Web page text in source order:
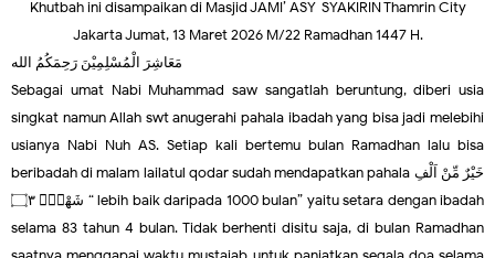
Khutbah ini disampaikan di Masjid JAMI’ ASY-SYAKIRIN Thamrin City
Jakarta Jumat, 13 Maret 2026 M/22 Ramadhan 1447 H.
مَعَاشِرَ الْمُسْلِمِيْنَ رَحِمَكُمُ الله
Sebagai umat Nabi Muhammad saw sangatlah beruntung, diberi usia
singkat namun Allah swt anugerahi pahala ibadah yang bisa jadi melebihi
usianya Nabi Nuh AS. Setiap kali bertemu bulan Ramadhan lalu bisa
beribadah di malam lailatul qodar sudah mendapatkan pahala خَيْرٌ مِّنْ اَلْفِ
شَهْرٍۗ ۝٣ “ lebih baik daripada 1000 bulan” yaitu setara dengan ibadah
selama 83 tahun 4 bulan. Tidak berhenti disitu saja, di bulan Ramadhan